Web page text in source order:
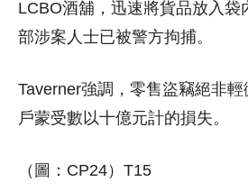
LCBO酒舖，迅速將貨品放入袋
部涉案人士已被警方拘捕。
Taverner強調，零售盜竊絕非
戶蒙受數以十億元計的損失。
（圖：CP24）T15